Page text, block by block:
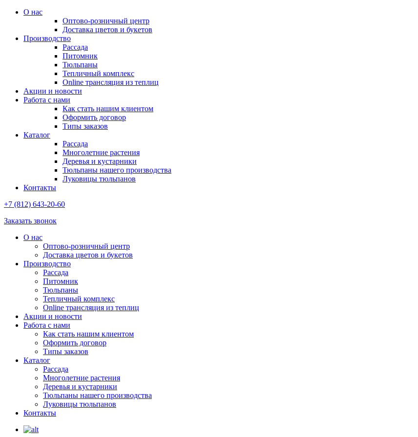
О нас
Оптово-розничный центр
Доставка цветов и букетов
Производство
Рассада
Питомник
Тюльпаны
Тепличный комплекс
Online трансляция из теплиц
Акции и новости
Работа с нами
Как стать нашим клиентом
Оформить договор
Типы заказов
Каталог
Рассада
Многолетние растения
Деревья и кустарники
Тюльпаны нашего производства
Луковицы тюльпанов
Контакты
+7 (812) 643-20-60
Заказать звонок
О нас
Оптово-розничный центр
Доставка цветов и букетов
Производство
Рассада
Питомник
Тюльпаны
Тепличный комплекс
Online трансляция из теплиц
Акции и новости
Работа с нами
Как стать нашим клиентом
Оформить договор
Типы заказов
Каталог
Рассада
Многолетние растения
Деревья и кустарники
Тюльпаны нашего производства
Луковицы тюльпанов
Контакты